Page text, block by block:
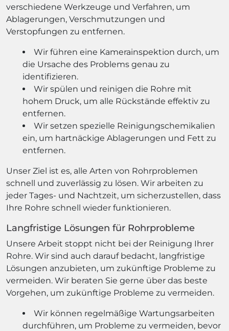
verschiedene Werkzeuge und Verfahren, um
Ablagerungen, Verschmutzungen und
Verstopfungen zu entfernen.
Wir führen eine Kamerainspektion durch, um
die Ursache des Problems genau zu
identifizieren.
Wir spülen und reinigen die Rohre mit
hohem Druck, um alle Rückstände effektiv zu
entfernen.
Wir setzen spezielle Reinigungschemikalien
ein, um hartnäckige Ablagerungen und Fett zu
entfernen.
Unser Ziel ist es, alle Arten von Rohrproblemen
schnell und zuverlässig zu lösen. Wir arbeiten zu
jeder Tages- und Nachtzeit, um sicherzustellen, dass
Ihre Rohre schnell wieder funktionieren.
Langfristige Lösungen für Rohrprobleme
Unsere Arbeit stoppt nicht bei der Reinigung Ihrer
Rohre. Wir sind auch darauf bedacht, langfristige
Lösungen anzubieten, um zukünftige Probleme zu
vermeiden. Wir beraten Sie gerne über das beste
Vorgehen, um zukünftige Probleme zu vermeiden.
Wir können regelmäßige Wartungsarbeiten
durchführen, um Probleme zu vermeiden, bevor